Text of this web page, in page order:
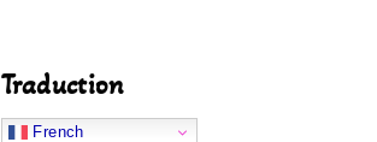
Traduction
French